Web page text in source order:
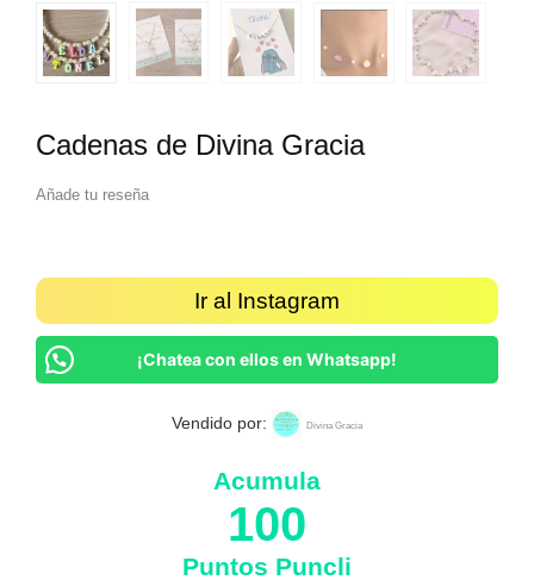
Cadenas de Divina Gracia
Añade tu reseña
Ir al Instagram
¡Chatea con ellos en Whatsapp!
Vendido por: Divina Gracia
Acumula
100
Puntos Puncli